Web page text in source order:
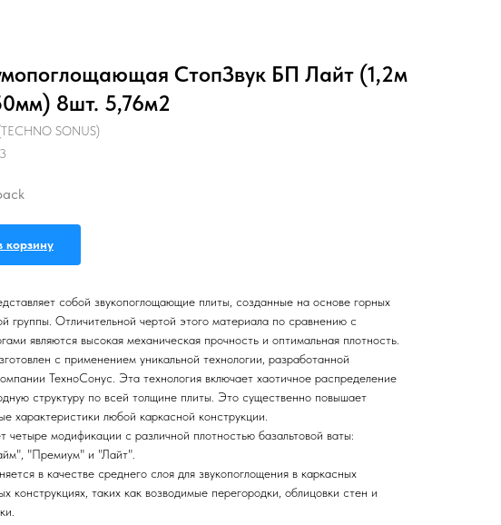
СтопЗвук БП Лайт (1,2м
8шт. 5,76м2
SONUS)
корзину
собой звукопоглощающие плиты, созданные на основе горных
группы. Отличительной чертой этого материала по сравнению с
являются высокая механическая прочность и оптимальная плотность.
с применением уникальной технологии, разработанной
ТехноСонус. Эта технология включает хаотичное распределение
структуру по всей толщине плиты. Это существенно повышает
характеристики любой каркасной конструкции.
четыре модификации с различной плотностью базальтовой ваты:
"Премиум" и "Лайт".
в качестве среднего слоя для звукопоглощения в каркасных
конструкциях, таких как возводимые перегородки, облицовки стен и